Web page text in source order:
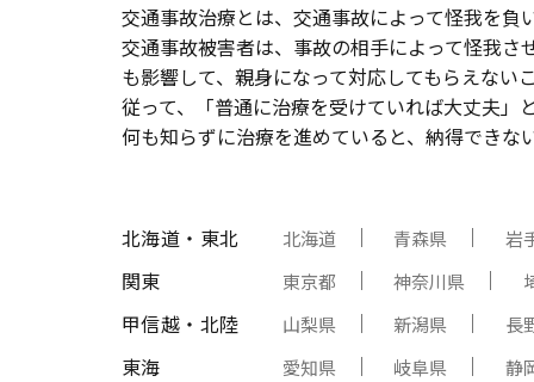
交通事故治療とは、交通事故によって怪我を
交通事故被害者は、事故の相⼿によって怪我
も影響して、親⾝になって対応してもらえな
従って、「普通に治療を受けていれば⼤丈夫
何も知らずに治療を進めていると、納得でき
北海道・東北 北海道 青森県 岩
関東 東京都 神奈川県
甲信越・北陸 山梨県 新潟県 長
東海 愛知県 岐阜県 静